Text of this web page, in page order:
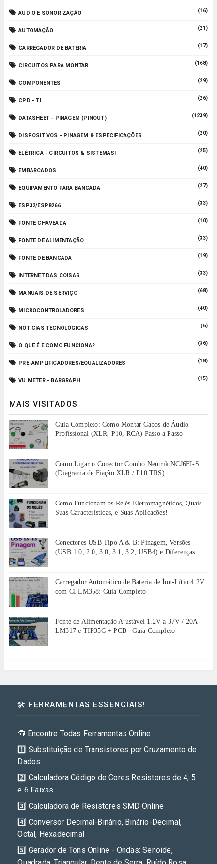
AUDIO E SONORIZAÇÃO (16)
AUTOMAÇÃO (21)
CARREGADOR DE BATERIA (17)
CIRCUITOS PARA MONTAR (168)
COMPONENTES (29)
CPD - TI (26)
DATASHEET - PINAGEM (PINOUT) (1239)
DISPOSITIVOS - PINAGEM & ESPECIFICAÇÕES (20)
ELÉTRICA - CIRCUITOS & SISTEMAS! (25)
EMBARCADOS (40)
EQUIPAMENTO PARA BANCADA (27)
ESP32/ESP8266 (33)
FONTE CHAVEADA (10)
FONTE DE ALIMENTAÇÃO (33)
FONTE DE BANCADA (19)
INTERNET DAS COISAS (33)
MANUAIS DE SERVIÇO (68)
MICROCONTROLADORES (40)
NOTÍCIAS TECNOLÓGICAS (6)
O QUE É E COMO FUNCIONA? (36)
PRÉ-AMPLIFICADORES/EQUALIZADORES (18)
VU METER - BARGRAPH (15)
MAIS VISITADOS
Guia Completo: Como Montar Cabos de Áudio
Profissional (XLR, P10, RCA) Passo a Passo
Como Ligar o Conector Combo Neutrik NCJ6FI-S
(Diagrama de Fiação XLR / P10 TRS)
Como Funcionam os Relés Eletromagnéticos, Quais
Suas Características, e Suas Aplicações!
Conectores USB Tipo A & B: Pinagem, Versões
(USB 1.0, 2.0, 3.0, 3.1, 3.2, USB4) e Diferenças
Carregador Automático de Bateria de Íon-Lítio 4.2V
com CI LM358: Guia Completo
Fonte de Alimentação Ajustável 1.2V a 37V / 20A -
LM317 e TIP35C + PCB | Guia Completo
🛠️ FERRAMENTAS ESSENCIAIS!
🧰 Encontre Todas Ferramentas Online
1️⃣ Substituição de Transistores por Cruzamento de
Dados
2️⃣ Calculadora Código de Cores Resistores de 4, 5
e 6 Faixas
3️⃣ Calculadora de Resistores SMD Online
4️⃣ Conversor Decimal-Binário, Binário-Decimal,
Octal, Hexadecimal
5️⃣ Gerador de Tons Online - Ondas: Senoide,